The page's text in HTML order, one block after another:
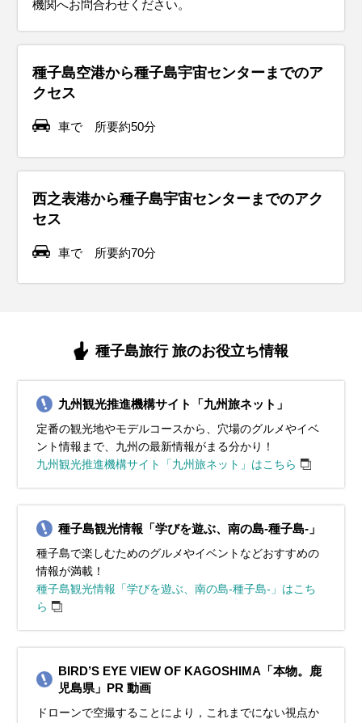
機関へお問合わせください。
種子島空港から種子島宇宙センターまでのア
クセス
車で 所要約50分
西之表港から種子島宇宙センターまでのアク
セス
車で 所要約70分
種子島旅行 旅のお役立ち情報
九州観光推進機構サイト「九州旅ネット」
定番の観光地やモデルコースから、穴場のグルメやイベ
ント情報まで、九州の最新情報がまる分かり！
九州観光推進機構サイト「九州旅ネット」はこちら
種子島観光情報「学びを遊ぶ、南の島‐種子島‐」
種子島で楽しむためのグルメやイベントなどおすすめの
情報が満載！
種子島観光情報「学びを遊ぶ、南の島‐種子島‐」はこち
ら
BIRD’S EYE VIEW OF KAGOSHIMA「本物。鹿
児島県」PR 動画
ドローンで空撮することにより，これまでにない視点か